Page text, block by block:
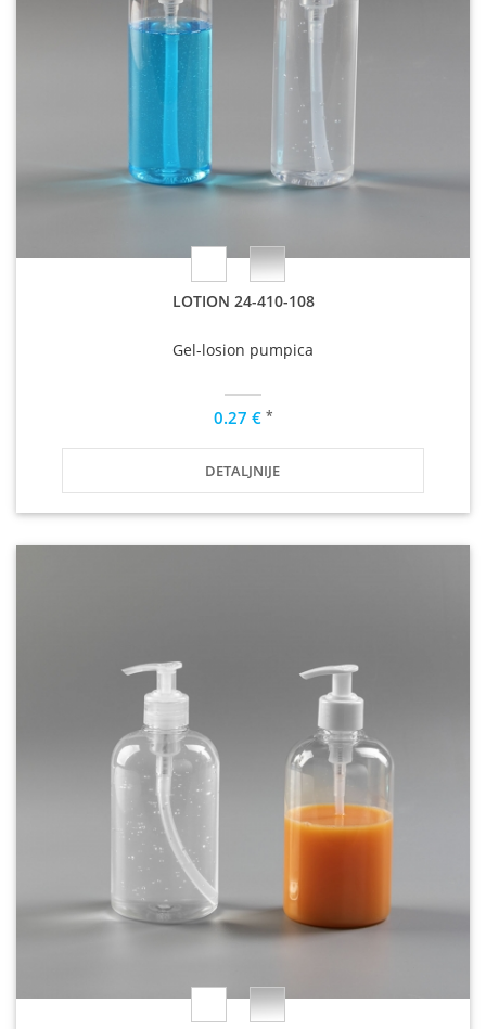
LOTION 24-410-108
Gel-losion pumpica
0.27 € *
DETALJNIJE